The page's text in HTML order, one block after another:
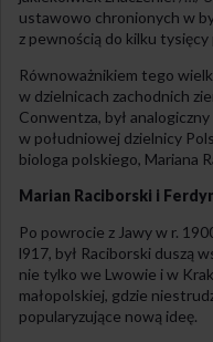
ustawowo chronionych w
z pewnością do kilku tysięcy
Równoważnikiem tego
w dzielnicach zachodnich
Conwentza, był
w południowej dzielnicy
biologa polskiego, Mariana
Marian Raciborski i
Po powrocie z Jawy w r.
l917, był Raciborski duszą
nie tylko we Lwowie i w
małopolskiej, gdzie
popularyzujące nową ideę.